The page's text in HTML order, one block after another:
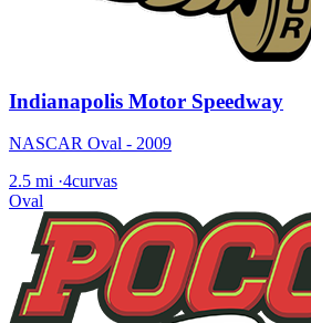
Indianapolis Motor Speedway
NASCAR Oval - 2009
2.5 mi ·4curvas
Oval